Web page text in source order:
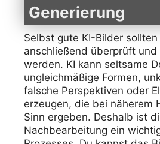
Generierung
Selbst gute KI-Bilder
anschließend überprüft und
werden. KI kann seltsame
ungleichmäßige Formen,
falsche Perspektiven oder
erzeugen, die bei näherem
Sinn ergeben. Deshalb ist
Nachbearbeitung ein